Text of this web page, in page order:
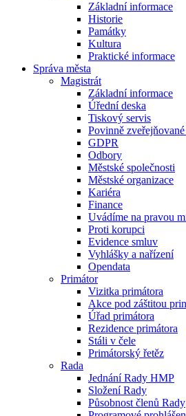
Základní informace
Historie
Památky
Kultura
Praktické informace
Správa města
Magistrát
Základní informace
Úřední deska
Tiskový servis
Povinně
GDPR
Odbory
Městské společnosti
Městské organizace
Kariéra
Finance
Uvádíme na pravou
Proti korupci
Evidence smluv
Vyhlášky a nařízení
Opendata
Primátor
Vizitka primátora
Akce pod záštitou
Úřad primátora
Rezidence primátora
Stáli v čele
Primátorský řetěz
Rada
Jednání Rady HMP
Složení Rady
Působnost členů Rady